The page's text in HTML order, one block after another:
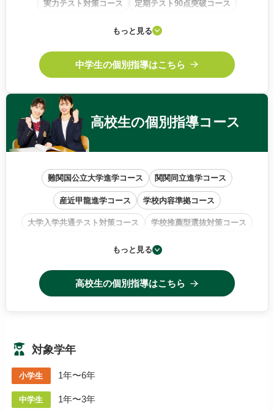
実力テスト対策コース 定期テスト90点突破コース
学校内容準拠コース 基礎から始めるコース
もっと見る
中学生の個別指導はこちら
高校生の個別指導コース
難関国公立大学進学コース 関関同立進学コース
産近甲龍進学コース 学校内容準拠コース
大学入学共通テスト対策コース 学校推薦型選抜対策コース
小論文・作文特訓コース
もっと見る
高校生の個別指導はこちら
対象学年
小学生 1年〜6年
中学生 1年〜3年